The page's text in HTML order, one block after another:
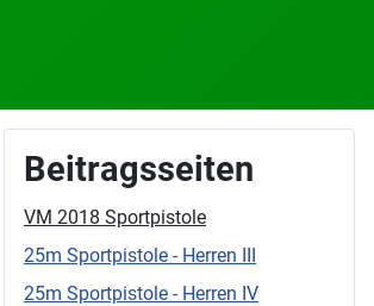
Beitragsseiten
VM 2018 Sportpistole
25m Sportpistole - Herren III
25m Sportpistole - Herren IV